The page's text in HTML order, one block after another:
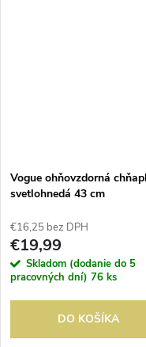
Vogue ohňovzdorná
svetlohnedá 43 cm
€16,25 bez DPH
€19,99
Skladom (dodanie do 5
pracovných dní) 76 ks
DO KOŠÍKA